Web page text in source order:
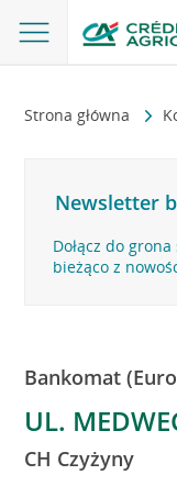
Strona główna
Newsletter
Dołącz do
bieżąco z
Bankomat
UL.
CH Czyżyny